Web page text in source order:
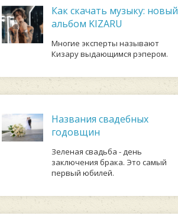
Как скачать музыку: новый
альбом KIZARU
Многие эксперты называют
Кизару выдающимся рэпером.
Названия свадебных
годовщин
Зeлeнaя cвaдьбa - дeнь
зaключeния бpaкa. Этo caмый
пepвый юбилeй.